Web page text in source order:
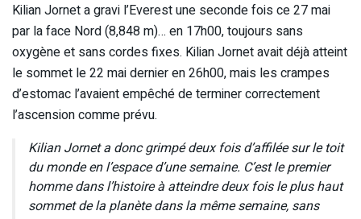
Kilian Jornet a gravi l’Everest une seconde fois ce 27 mai
par la face Nord (8,848 m)… en 17h00, toujours sans
oxygène et sans cordes fixes. Kilian Jornet avait déjà atteint
le sommet le 22 mai dernier en 26h00, mais les crampes
d’estomac l’avaient empêché de terminer correctement
l’ascension comme prévu.
Kilian Jornet a donc grimpé deux fois d’affilée sur le toit
du monde en l’espace d’une semaine. C’est le premier
homme dans l’histoire à atteindre deux fois le plus haut
sommet de la planète dans la même semaine, sans